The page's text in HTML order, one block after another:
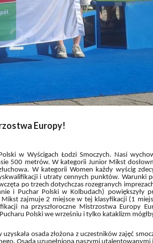
Europy!
w Wyścigach Łodzi Smoczych. Nasi
500 metrów. W kategorii Junior Mikst
W kategorii Women każdy wyścig
i utraty cennych punktów. Warunki
po trzech dotychczas rozegranych
i Puchar Polski w Kolbudach) powiększyły
zajmuje 2 miejsce w tej klasyfikacji (1
na przyszłoroczne Mistrzostwa Europy
Polski we wrześniu i tylko kataklizm
osada złożona z uczestników zajęć